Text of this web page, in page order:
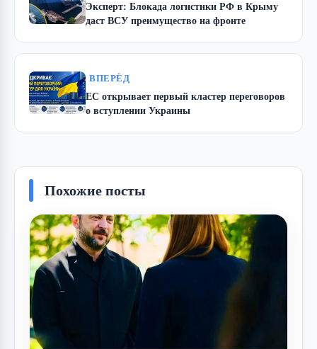
Эксперт: Блокада логистики РФ в Крыму
даст ВСУ преимущество на фронте
ВПЕРЁД
ЕС открывает первый кластер переговоров
о вступлении Украины
Похожие посты